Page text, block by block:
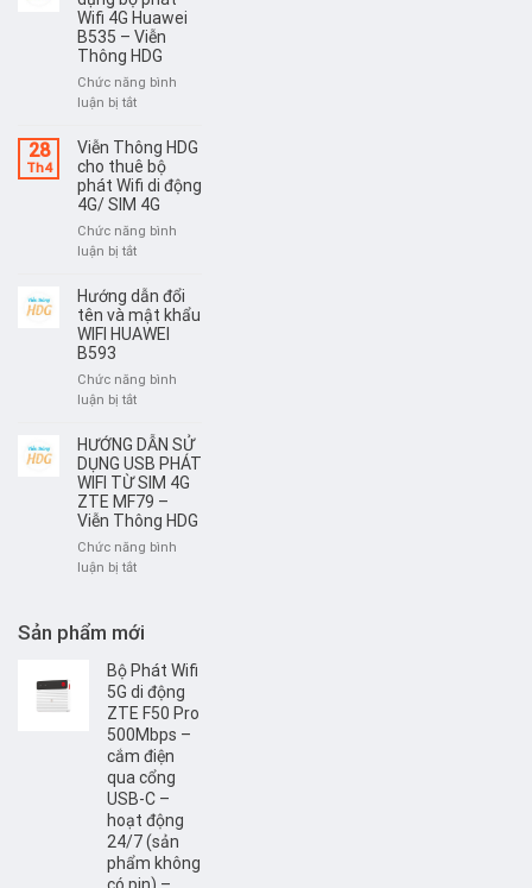
Viễn
Thông
HDG
dụng
bộ
phát
Wifi
–
Viễn
Thông
Wifi 4G Huawei
B535 – Viễn
Thông HDG
Chức năng bình
luận bị tắtở
dẫn
sử
dụng
bộ
phát
B535
–
Viễn
HDG
28
Th4
Viễn Thông HDG
cho thuê bộ
phát Wifi di động
4G/ SIM 4G
Chức năng bình
luận bị tắtở
Thông
HDG
cho
động
4G/
SIM
4G
Hướng dẫn đổi
tên và mật khẩu
WIFI HUAWEI
B593
Chức năng bình
luận bị tắtở
dẫn
đổi
tên
và
mật
khẩu
HƯỚNG DẪN SỬ
DỤNG USB PHÁT
WIFI TỪ SIM 4G
ZTE MF79 –
Viễn Thông HDG
Chức năng bình
luận bị tắtở
SỬ
USB
PHÁT
WIFI
TỪ
SIM
4G
ZTE
MF79
–
Viễn
Thông
Sản phẩm mới
Bộ Phát Wifi
5G di động
ZTE F50 Pro
500Mbps –
cắm điện
qua cổng
USB-C –
hoạt động
24/7 (sản
phẩm không